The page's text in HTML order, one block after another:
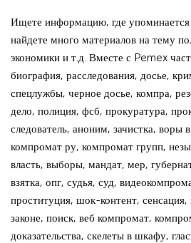
Ищете информацию, где
найдете много материалов на тему
экономики и т.д. Вместе с Pemex
биография, расследования, досье,
спецлужбы, черное досье, компра,
дело, полиция, фсб, прокуратура,
следователь, аноним, зачистка, воры
компромат ру, компромат групп,
власть, выборы, мандат, мер,
взятка, опг, судья, суд,
проституция, шок-контент, сенсация,
законе, поиск, веб компромат,
доказательства, скелеты в шкафу,